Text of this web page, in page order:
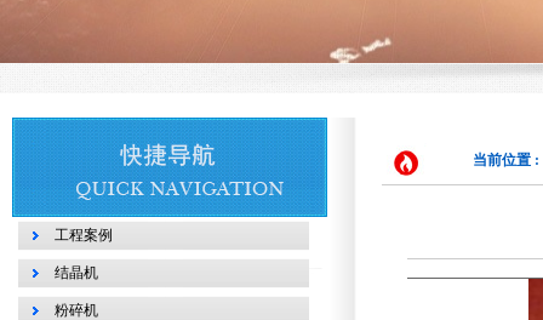
当前位置 :
工程案例
结晶机
粉碎机